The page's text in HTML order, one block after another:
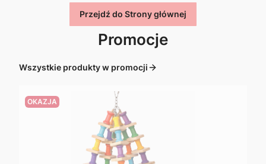
Przejdź do Strony głównej
Promocje
Wszystkie produkty w promocji
OKAZJA